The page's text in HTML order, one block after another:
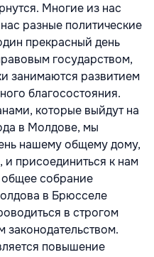
Многие из нас
разные политические
прекрасный день
государством,
занимаются развитием
благосостояния.
которые выйдут на
в Молдове, мы
нашему общему дому,
присоединиться к нам
собрание
в Брюсселе
в строгом
законодательством.
повышение